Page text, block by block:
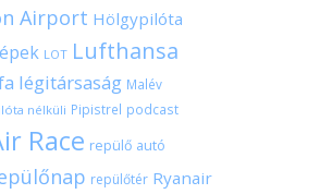
Airport Hölgypilóta
LOT Lufthansa
légitársaság Malév
nélküli Pipistrel podcast
Race repülő autó
repülőtér Ryanair